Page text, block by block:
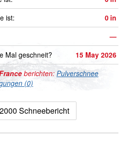
ist:
0 in
—
Mal geschneit?
15 May 2026
berichten: Pulverschnee
(0)
Schneebericht